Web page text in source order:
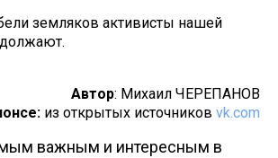
земляков активисты нашей
Автор: Михаил ЧЕРЕПАНОВ
из открытых источников vk.com
важным и интересным в